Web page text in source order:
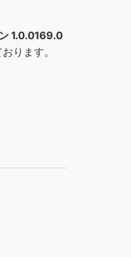
1.0.0169.0
ります。